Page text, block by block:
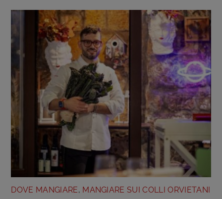
DOVE MANGIARE, MANGIARE SUI COLLI ORVIETANI